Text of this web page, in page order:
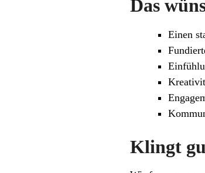
Das
Einen
Klingt